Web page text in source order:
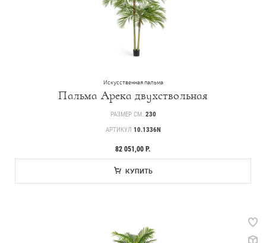
Искусственная пальма
Пальма Арека двухствольная
РАЗМЕР СМ. 230
АРТИКУЛ 10.1336N
82 051,00 Р.
КУПИТЬ